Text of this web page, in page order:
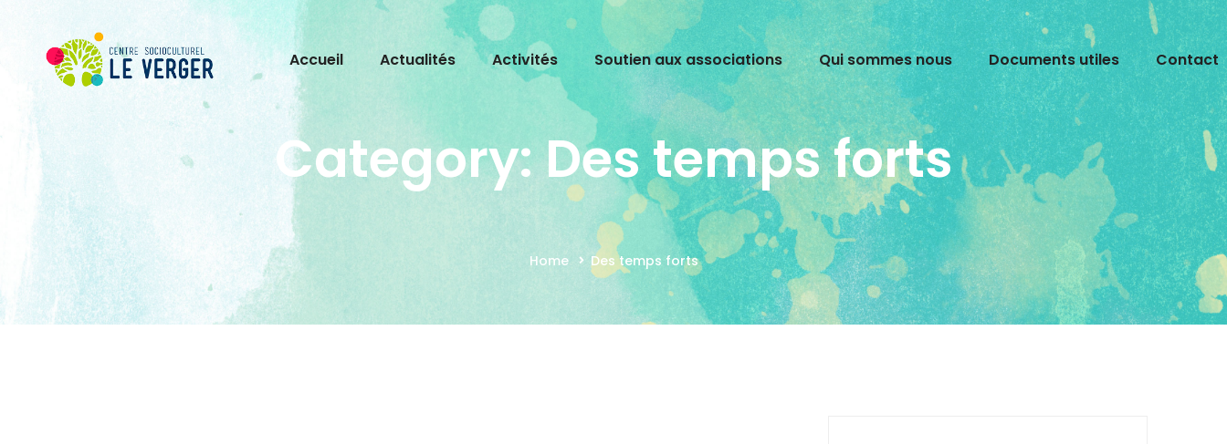
Accueil Actualités Activités Soutien aux associations Qui sommes nous Documents utiles Contact
Category: Des temps forts
Home Des temps forts